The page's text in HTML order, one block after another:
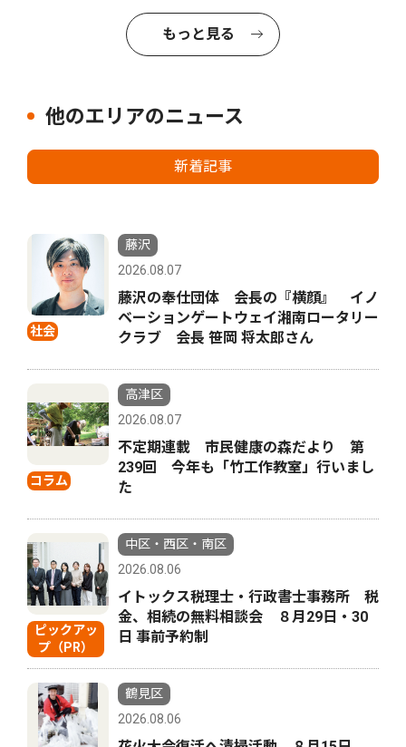
もっと見る
他のエリアのニュース
新着記事
社会
藤沢
2026.08.07
藤沢の奉仕団体 会長の『横顔』 イノ
ベーションゲートウェイ湘南ロータリー
クラブ 会長 笹岡 将太郎さん
コラム
高津区
2026.08.07
不定期連載 市民健康の森だより 第
239回 今年も「竹工作教室」行いまし
た
ピックアッ
プ（PR）
中区・西区・南区
2026.08.06
イトックス税理士・行政書士事務所 税
金、相続の無料相談会 ８月29日・30
日 事前予約制
鶴見区
2026.08.06